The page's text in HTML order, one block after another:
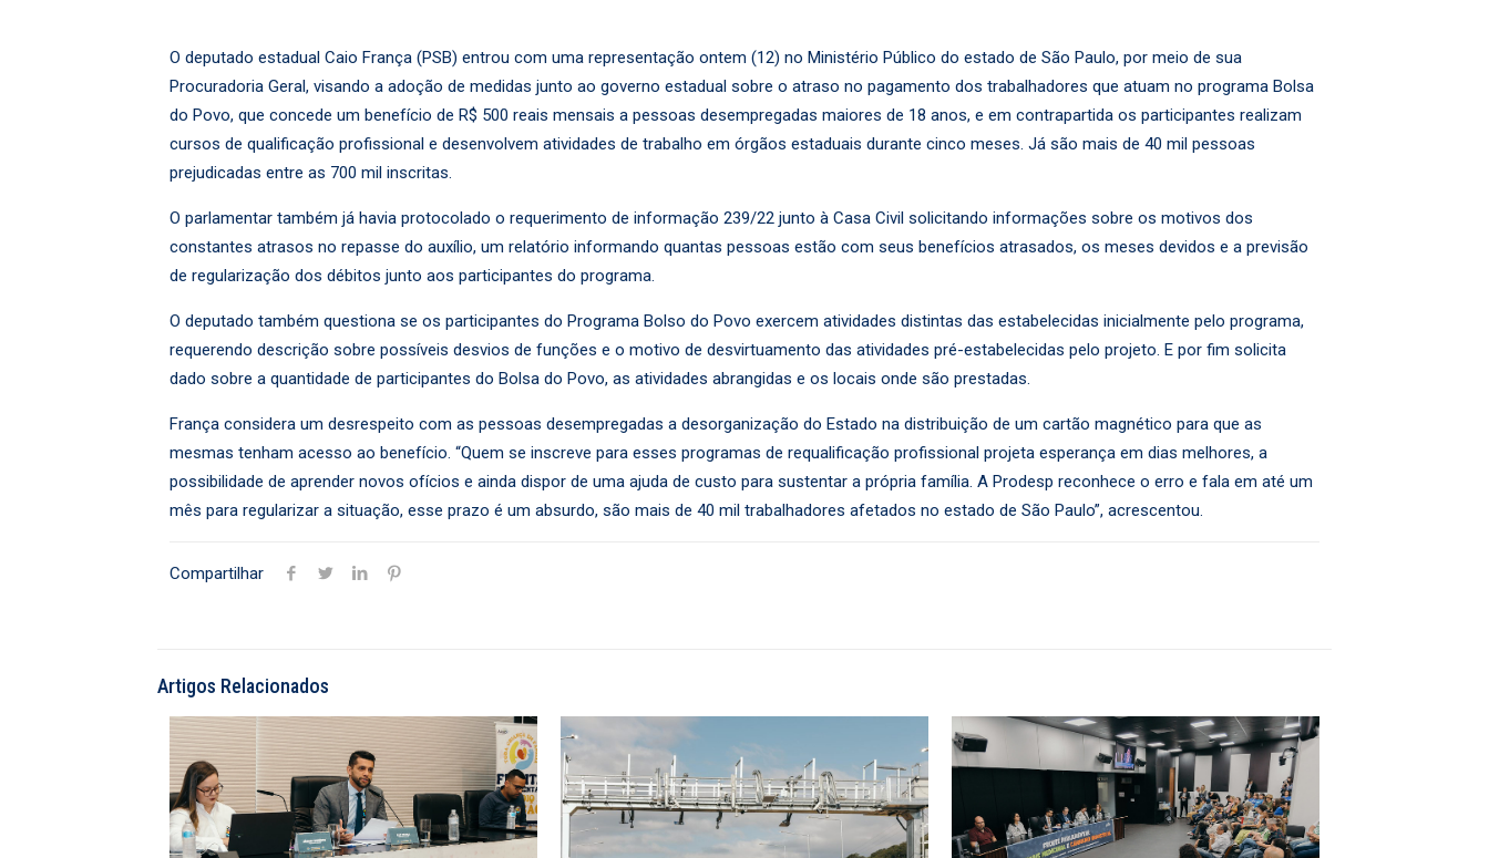
O deputado estadual Caio França (PSB) entrou com uma representação ontem (12) no Ministério Público do estado de São Paulo, por meio de sua
Procuradoria Geral, visando a adoção de medidas junto ao governo estadual sobre o atraso no pagamento dos trabalhadores que atuam no programa Bolsa
do Povo, que concede um benefício de R$ 500 reais mensais a pessoas desempregadas maiores de 18 anos, e em contrapartida os participantes realizam
cursos de qualificação profissional e desenvolvem atividades de trabalho em órgãos estaduais durante cinco meses. Já são mais de 40 mil pessoas
prejudicadas entre as 700 mil inscritas.
O parlamentar também já havia protocolado o requerimento de informação 239/22 junto à Casa Civil solicitando informações sobre os motivos dos
constantes atrasos no repasse do auxílio, um relatório informando quantas pessoas estão com seus benefícios atrasados, os meses devidos e a previsão
de regularização dos débitos junto aos participantes do programa.
O deputado também questiona se os participantes do Programa Bolso do Povo exercem atividades distintas das estabelecidas inicialmente pelo programa,
requerendo descrição sobre possíveis desvios de funções e o motivo de desvirtuamento das atividades pré-estabelecidas pelo projeto. E por fim solicita
dado sobre a quantidade de participantes do Bolsa do Povo, as atividades abrangidas e os locais onde são prestadas.
França considera um desrespeito com as pessoas desempregadas a desorganização do Estado na distribuição de um cartão magnético para que as
mesmas tenham acesso ao benefício. “Quem se inscreve para esses programas de requalificação profissional projeta esperança em dias melhores, a
possibilidade de aprender novos ofícios e ainda dispor de uma ajuda de custo para sustentar a própria família. A Prodesp reconhece o erro e fala em até um
mês para regularizar a situação, esse prazo é um absurdo, são mais de 40 mil trabalhadores afetados no estado de São Paulo”, acrescentou.
Compartilhar
Artigos Relacionados